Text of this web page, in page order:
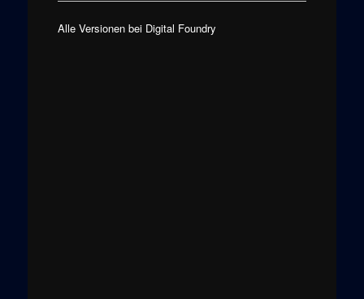
Alle Versionen bei Digital Foundry